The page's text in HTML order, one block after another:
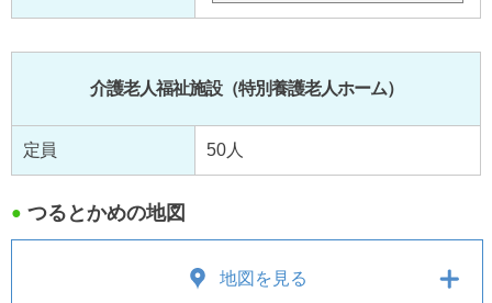
介護老人福祉施設（特別養護老人ホーム）
定員 50人
● つるとかめの地図
地図を見る